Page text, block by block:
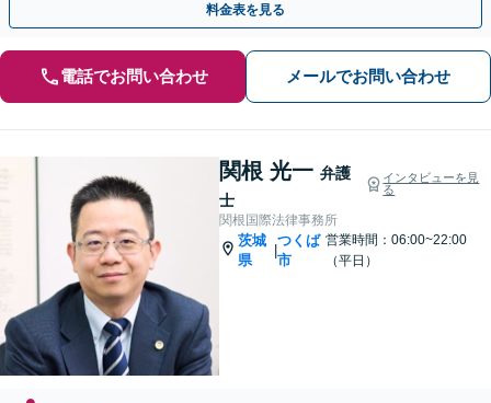
料金表を見る
電話でお問い合わせ メールでお問い合わせ
関根 光一 弁護
士
インタビューを見
る
関根国際法律事務所
茨城
県
|
つくば
市
営業時間：06:00~22:00
（平日）